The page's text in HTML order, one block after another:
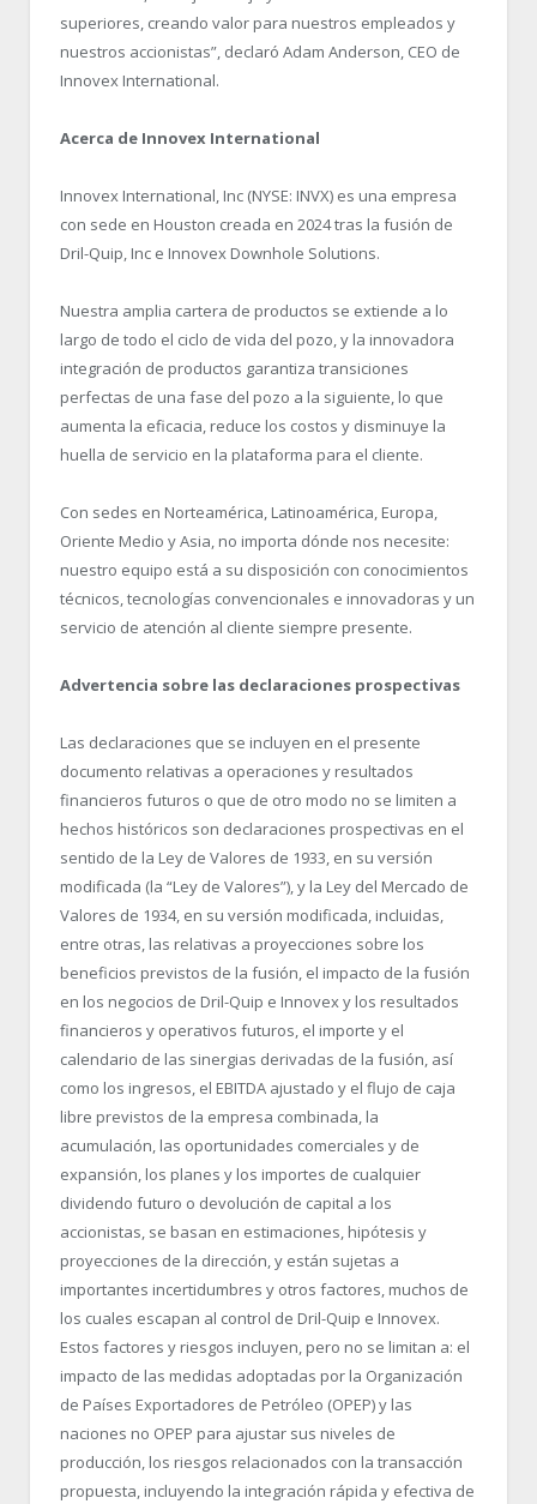
superiores, creando valor para nuestros empleados y
nuestros accionistas”, declaró Adam Anderson, CEO de
Innovex International.
Acerca de Innovex International
Innovex International, Inc (NYSE: INVX) es una empresa
con sede en Houston creada en 2024 tras la fusión de
Dril-Quip, Inc e Innovex Downhole Solutions.
Nuestra amplia cartera de productos se extiende a lo
largo de todo el ciclo de vida del pozo, y la innovadora
integración de productos garantiza transiciones
perfectas de una fase del pozo a la siguiente, lo que
aumenta la eficacia, reduce los costos y disminuye la
huella de servicio en la plataforma para el cliente.
Con sedes en Norteamérica, Latinoamérica, Europa,
Oriente Medio y Asia, no importa dónde nos necesite:
nuestro equipo está a su disposición con conocimientos
técnicos, tecnologías convencionales e innovadoras y un
servicio de atención al cliente siempre presente.
Advertencia sobre las declaraciones prospectivas
Las declaraciones que se incluyen en el presente
documento relativas a operaciones y resultados
financieros futuros o que de otro modo no se limiten a
hechos históricos son declaraciones prospectivas en el
sentido de la Ley de Valores de 1933, en su versión
modificada (la “Ley de Valores”), y la Ley del Mercado de
Valores de 1934, en su versión modificada, incluidas,
entre otras, las relativas a proyecciones sobre los
beneficios previstos de la fusión, el impacto de la fusión
en los negocios de Dril-Quip e Innovex y los resultados
financieros y operativos futuros, el importe y el
calendario de las sinergias derivadas de la fusión, así
como los ingresos, el EBITDA ajustado y el flujo de caja
libre previstos de la empresa combinada, la
acumulación, las oportunidades comerciales y de
expansión, los planes y los importes de cualquier
dividendo futuro o devolución de capital a los
accionistas, se basan en estimaciones, hipótesis y
proyecciones de la dirección, y están sujetas a
importantes incertidumbres y otros factores, muchos de
los cuales escapan al control de Dril-Quip e Innovex.
Estos factores y riesgos incluyen, pero no se limitan a: el
impacto de las medidas adoptadas por la Organización
de Países Exportadores de Petróleo (OPEP) y las
naciones no OPEP para ajustar sus niveles de
producción, los riesgos relacionados con la transacción
propuesta, incluyendo la integración rápida y efectiva de